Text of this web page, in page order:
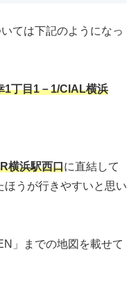
ては下記のようになっ
丁目1－1/CIAL横浜
横浜駅西口に直結して
ほうが行きやすいと思い
」までの地図を載せて